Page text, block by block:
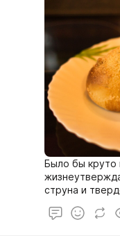
Было бы круто
струна и